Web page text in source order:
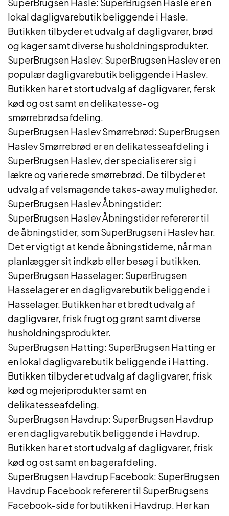
lokal dagligvarebutik beliggende i Hasle.
Butikken tilbyder et udvalg af dagligvarer, brød
og kager samt diverse husholdningsprodukter.
SuperBrugsen Haslev: SuperBrugsen Haslev er en
populær dagligvarebutik beliggende i Haslev.
Butikken har et stort udvalg af dagligvarer, fersk
kød og ost samt en delikatesse- og
smørrebrødsafdeling.
SuperBrugsen Haslev Smørrebrød: SuperBrugsen
Haslev Smørrebrød er en delikatesseafdeling i
SuperBrugsen Haslev, der specialiserer sig i
lækre og varierede smørrebrød. De tilbyder et
udvalg af velsmagende takes-away muligheder.
SuperBrugsen Haslev Åbningstider:
SuperBrugsen Haslev Åbningstider refererer til
de åbningstider, som SuperBrugsen i Haslev har.
Det er vigtigt at kende åbningstiderne, når man
planlægger sit indkøb eller besøg i butikken.
SuperBrugsen Hasselager: SuperBrugsen
Hasselager er en dagligvarebutik beliggende i
Hasselager. Butikken har et bredt udvalg af
dagligvarer, frisk frugt og grønt samt diverse
husholdningsprodukter.
SuperBrugsen Hatting: SuperBrugsen Hatting er
en lokal dagligvarebutik beliggende i Hatting.
Butikken tilbyder et udvalg af dagligvarer, frisk
kød og mejeriprodukter samt en
delikatesseafdeling.
SuperBrugsen Havdrup: SuperBrugsen Havdrup
er en dagligvarebutik beliggende i Havdrup.
Butikken har et stort udvalg af dagligvarer, frisk
kød og ost samt en bagerafdeling.
SuperBrugsen Havdrup Facebook: SuperBrugsen
Havdrup Facebook refererer til SuperBrugsens
Facebook-side for butikken i Havdrup. Her kan